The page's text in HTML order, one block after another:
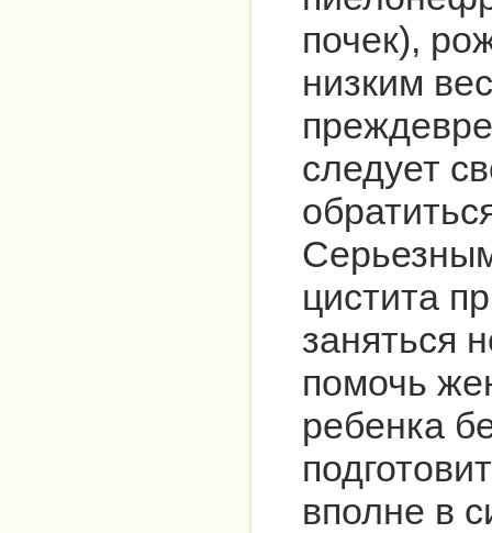
почек),
низким
следует
цистита
заняться
помочь
ребенка
вполне в